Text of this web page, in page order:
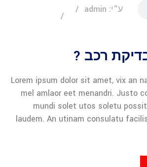
ע"י: admin
רכב ?
Lorem ipsum dolor sit amet, vix an
mel amlaor eet menandri. Justo
mundi solet utos soletu
laudem. An utinam consulatu